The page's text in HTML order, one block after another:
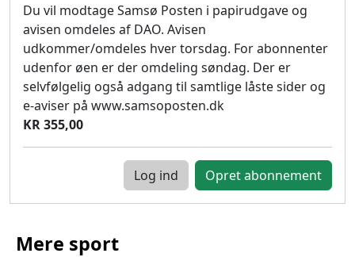
Du vil modtage Samsø Posten i papirudgave og
avisen omdeles af DAO. Avisen
udkommer/omdeles hver torsdag. For abonnenter
udenfor øen er der omdeling søndag. Der er
selvfølgelig også adgang til samtlige låste sider og
e-aviser på www.samsoposten.dk
KR 355,00
Log ind
Mere sport